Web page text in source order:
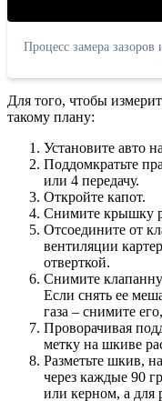
Процесс замера
Для того, чтобы
такому плану:
Установите авто
Поддомкратьте
или 4 передачу.
Откройте капот.
Снимите крышку
Отсоедините от
вентиляции
отверткой.
Снимите
Если снять ее
газа – снимите
Проворачивая
метку на шкиве
Разметьте шкив,
через каждые 90
или керном, а для